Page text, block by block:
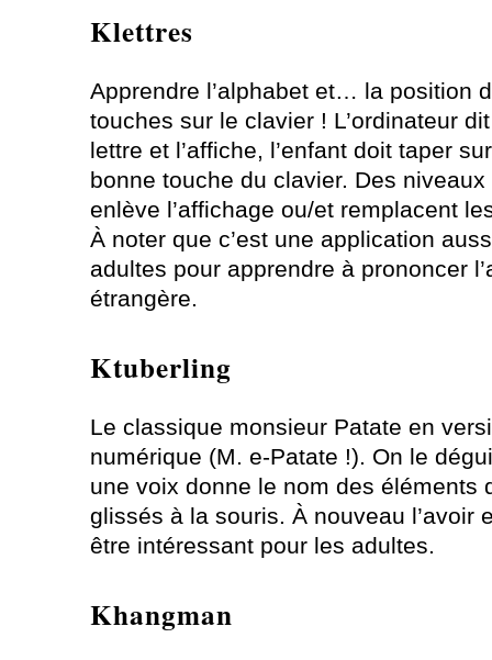
Klettres
Apprendre l’alphabet et… la position
touches sur le clavier ! L’ordinateur
lettre et l’affiche, l’enfant doit taper
bonne touche du clavier. Des
enlève l’affichage ou/et remplacent
À noter que c’est une application
adultes pour apprendre à prononcer
étrangère.
Ktuberling
Le classique monsieur Patate en
numérique (M. e-Patate !). On le
une voix donne le nom des éléments
glissés à la souris. À nouveau l’avoir
être intéressant pour les adultes.
Khangman